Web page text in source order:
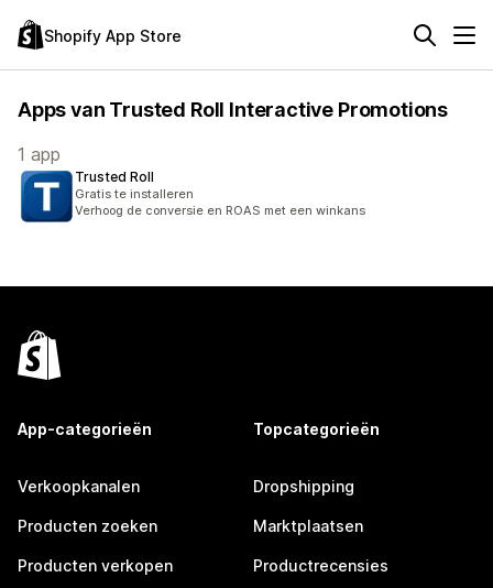
Shopify App Store
Apps van Trusted Roll Interactive Promotions
1 app
Trusted Roll
Gratis te installeren
Verhoog de conversie en ROAS met een winkans
App-categorieën
Verkoopkanalen
Producten zoeken
Producten verkopen
Topcategorieën
Dropshipping
Marktplaatsen
Productrecensies